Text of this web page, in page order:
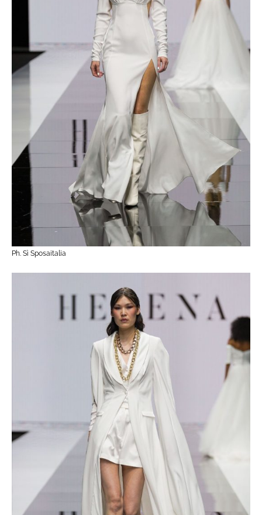
Ph. Sì Sposaitalia